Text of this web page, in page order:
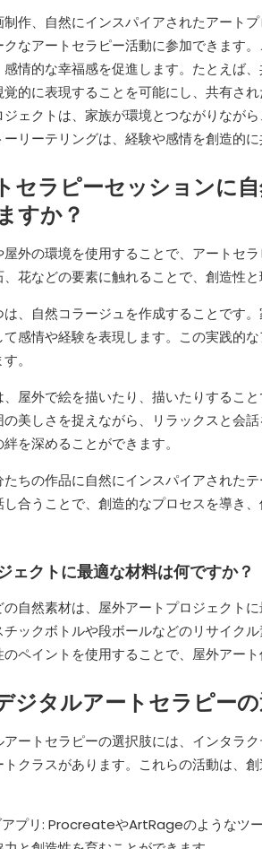
作、自然にインスパイアされたアート
クなアートセラピー活動に参加できます
情的な幸福感を促進します。たとえば
的に表現することを可能にし、共有さ
ェクトは、家族が環境とつながりなが
リーテリングは、経験や感情を創造的
セラピーセッションに
すか？
外の環境を使用することで、アートセ
花などの要素に触れることで、創造性と
、自然コラージュを作成することです
感情や経験を表現します。この実践的
。
、屋外で絵を描いたり、描いたりするこ
美しさを捉えながら、リラックスと会
を深めることができます。
ちの作品に自然にインスパイアされた
合うことで、創造的なプロセスを導き
ェクトに最適な材料は何ですか？
自然素材は、屋外アートプロジェクト
ックボトルや段ボールなどのリサイク
ペイントを使用することで、屋外アート
ジタルアートセラピー
ートセラピーの選択肢には、インタラ
クラスがあります。これらの活動は、
アプリ: ProcreateやArtRageのようなツ